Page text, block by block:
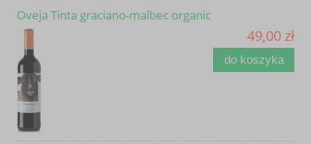
Oveja Tinta graciano-malbec organic
49,00 zł
do koszyka